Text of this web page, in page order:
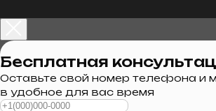
Бесплатная
Оставьте свой номер телефона и
в удобное для вас время